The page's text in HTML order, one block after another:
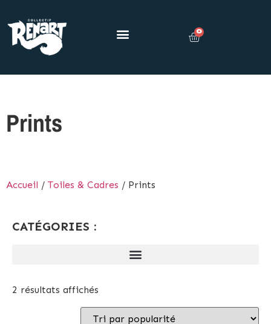
0
Prints
Accueil / Toiles & Cadres / Prints
CATÉGORIES :
2 résultats affichés